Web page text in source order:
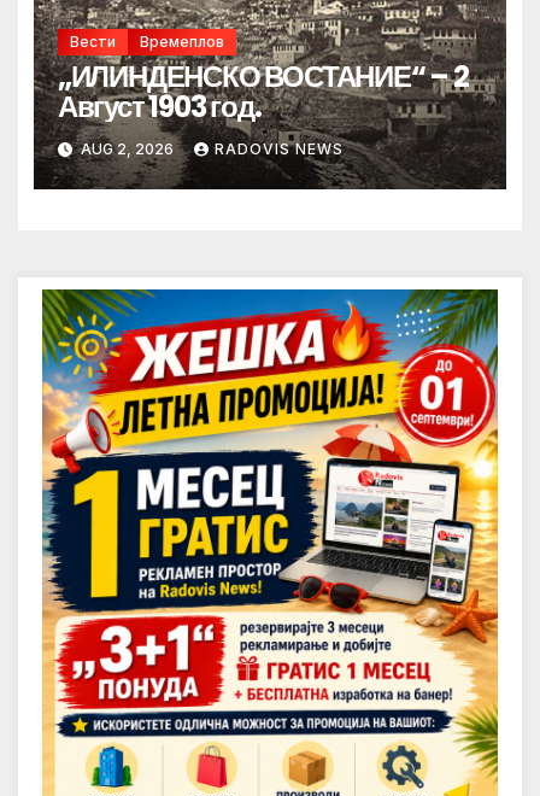
Вести Времеплов
„ИЛИНДЕНСКО ВОСТАНИЕ“ – 2
Август 1903 год.
AUG 2, 2026 RADOVIS NEWS